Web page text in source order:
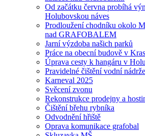
Od začátku června probíhá
Holubovskou náves
Prodloužení chodníku okolo
nad GRAFOBALEM
Jarní výzdoba našich parků
Práce na obecní budově v
Úprava cesty k hangáru v
Pravidelné čištění vodní
Karneval 2025
Svěcení zvonu
Rekonstrukce prodejny a
Čištění břehu rybníka
Odvodnění hřiště
Oprava komunikace grafobal